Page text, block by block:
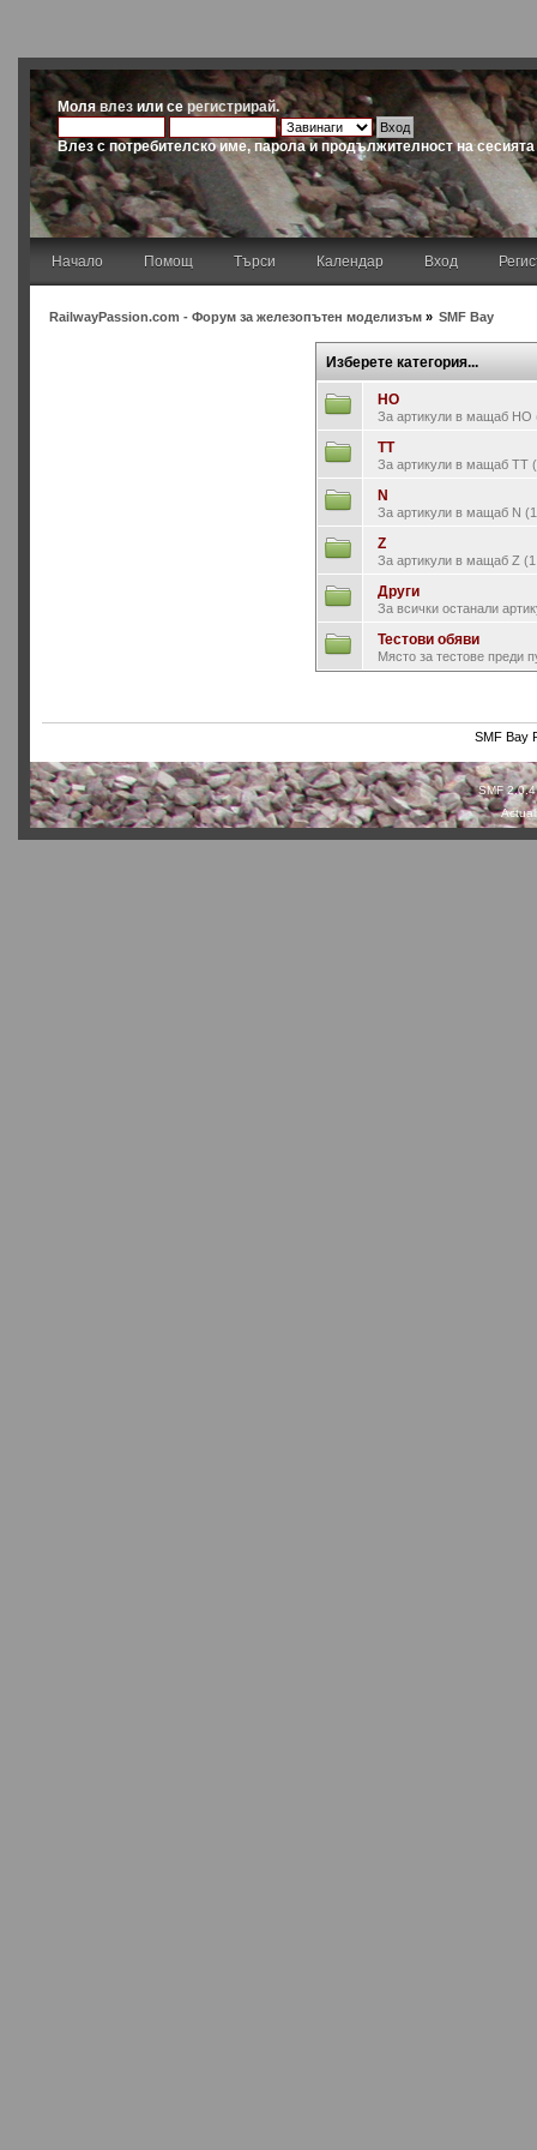
Молявлез или серегистрирай.
Влез с потребителско име, парола и продължителност на сесията
Начало Помощ Търси Календар Вход
RailwayPassion.com - Форум за железопътен моделизъм» SMF Bay
Изберете категория...
HO
За артикули в мащаб HO
TT
За артикули в мащаб TT
N
За артикули в мащаб N
Z
За артикули в мащаб Z
Други
За всички останали
Тестови обяви
Място за тестове преди
SMF Bay
SMF 2.0.4